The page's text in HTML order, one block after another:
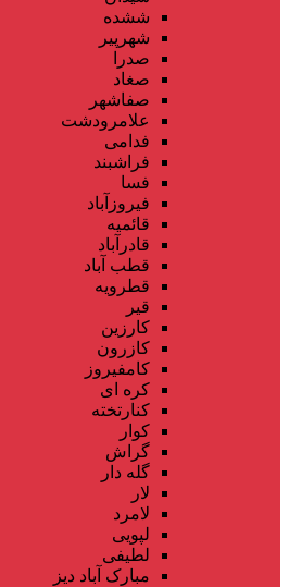
ششده
شهرپیر
صدرا
صغاد
صفاشهر
علامرودشت
فدامی
فراشبند
فسا
فیروزآباد
قائمیه
قادرآباد
قطب آباد
قطرویه
قیر
کارزین
کازرون
کامفیروز
کره ای
کنارتخته
کوار
گراش
گله دار
لار
لامرد
لپویی
لطیفی
مبارک آباد دیز